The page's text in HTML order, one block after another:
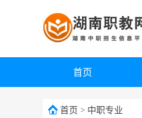
首页
首页 > 中职专业